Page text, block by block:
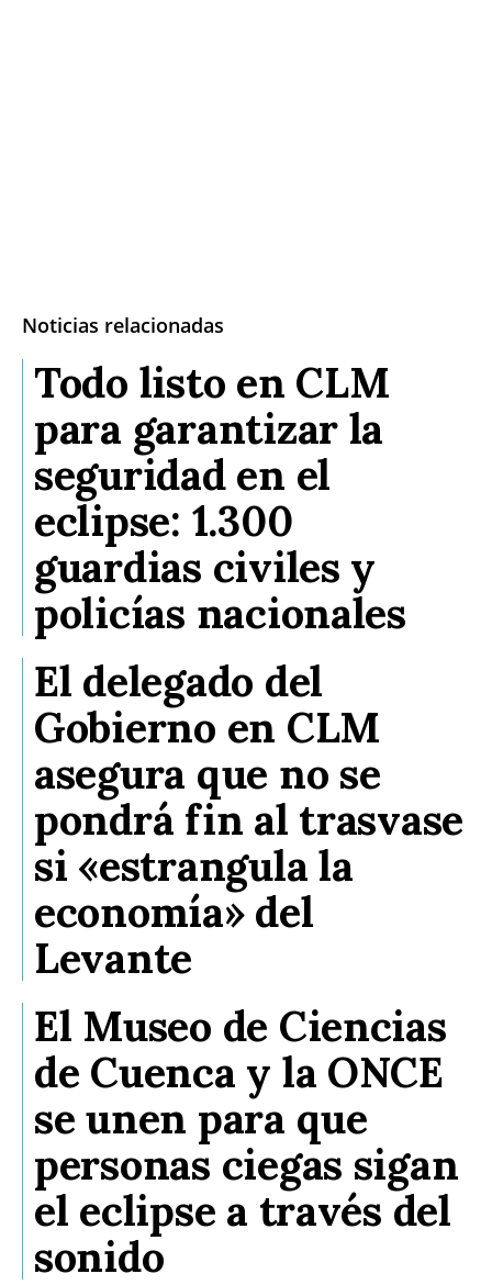
Noticias relacionadas
Todo listo en CLM
para garantizar la
seguridad en el
eclipse: 1.300
guardias civiles y
policías nacionales
El delegado del
Gobierno en CLM
asegura que no se
pondrá fin al trasvase
si «estrangula la
economía» del
Levante
El Museo de Ciencias
de Cuenca y la ONCE
se unen para que
personas ciegas sigan
el eclipse a través del
sonido